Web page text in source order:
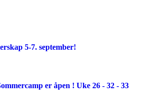
5-7. september!
er åpen ! Uke 26 - 32 - 33